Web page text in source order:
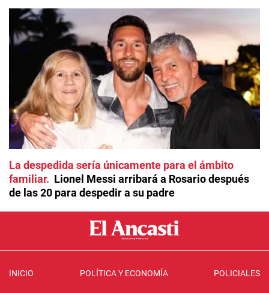
La despedida sería únicamente para el ámbito
familiar
Lionel Messi arribará a Rosario después
de las 20 para despedir a su padre
INICIO POLÍTICA Y ECONOMÍA POLICIALES